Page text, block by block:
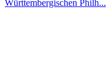
Württembergischen Philh...